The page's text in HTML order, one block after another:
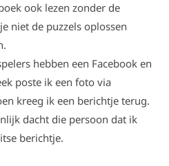
ook lezen zonder de
niet de puzzels oplossen
hebben een Facebook en
poste ik een foto via
kreeg ik een berichtje terug.
dacht die persoon dat ik
berichtje.